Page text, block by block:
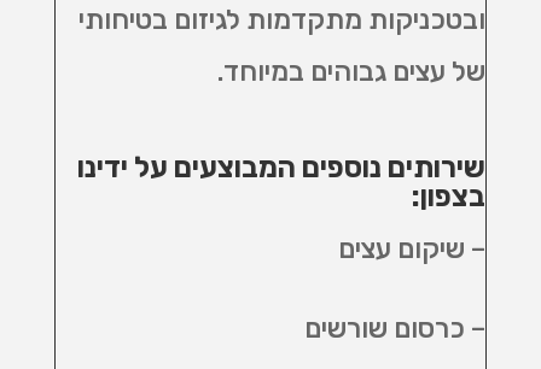
ובטכניקות מתקדמות לגיזום בטיחותי
של עצים גבוהים במיוחד.
שירותים נוספים המבוצעים על ידינו
בצפון:
– שיקום עצים
– כרסום שורשים